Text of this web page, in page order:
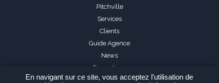
Pitchville
Services
Clients
Guide Agence
News
Formations
FAQ
En navigant sur ce site, vous acceptez l’utilisation de